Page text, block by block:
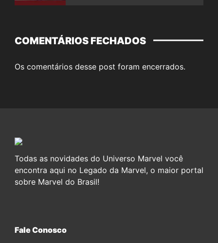
COMENTÁRIOS FECHADOS
Os comentários desse post foram encerrados.
Todas as novidades do Universo Marvel você
encontra aqui no Legado da Marvel, o maior portal
sobre Marvel do Brasil!
Fale Conosco